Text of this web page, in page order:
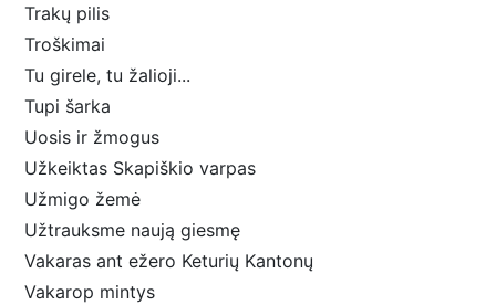
Trakų pilis
Troškimai
Tu girele, tu žalioji...
Tupi šarka
Uosis ir žmogus
Užkeiktas Skapiškio varpas
Užmigo žemė
Užtrauksme naują giesmę
Vakaras ant ežero Keturių Kantonų
Vakarop mintys